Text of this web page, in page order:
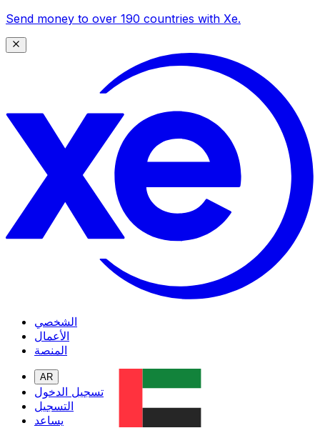
Send money to over 190 countries with Xe.
الشخصي
الأعمال
المنصة
AR
تسجيل الدخول
التسجيل
يساعد